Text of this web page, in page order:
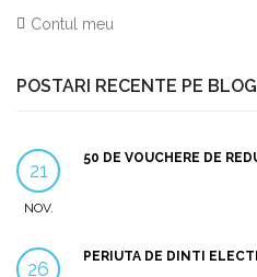
Contul meu
POSTARI RECENTE PE BLOG
21
NOV.
50 DE VOUCHERE DE
26
PERIUTA DE DINTI